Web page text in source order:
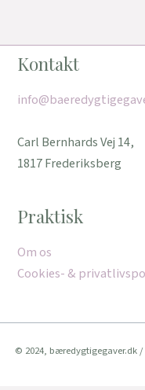
Kontakt
Carl Bernhards Vej 14,
1817 Frederiksberg
Praktisk
Om os
Cookies- &
© 2024, bæredygtigegaver.dk /